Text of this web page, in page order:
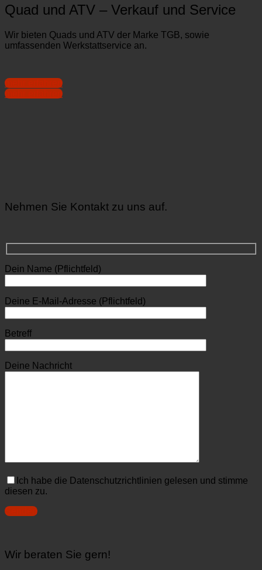
Quad und ATV – Verkauf und Service
Wir bieten Quads und ATV der Marke TGB, sowie
umfassenden Werkstattservice an.
mehr erfahren
mehr erfahren
Nehmen Sie Kontakt zu uns auf.
Dein Name (Pflichtfeld)
Deine E-Mail-Adresse (Pflichtfeld)
Betreff
Deine Nachricht
Ich habe die Datenschutzrichtlinien gelesen und stimme
diesen zu.
Senden
Wir beraten Sie gern!